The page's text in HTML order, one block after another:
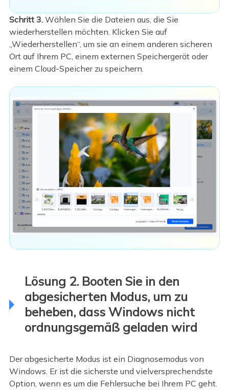
Schritt 3.Wählen Sie die Dateien aus, die Sie
wiederherstellen möchten. Klicken Sie auf
„Wiederherstellen“, um sie an einem anderen sicheren
Ort auf Ihrem PC, einem externen Speichergerät oder
einem Cloud-Speicher zu speichern.
Lösung 2. Booten Sie in den
abgesicherten Modus, um zu
beheben, dass Windows nicht
ordnungsgemäß geladen wird
Der abgesicherte Modus ist ein Diagnosemodus von
Windows. Er ist die sicherste und vielversprechendste
Option, wenn es um die Fehlersuche bei Ihrem PC geht.